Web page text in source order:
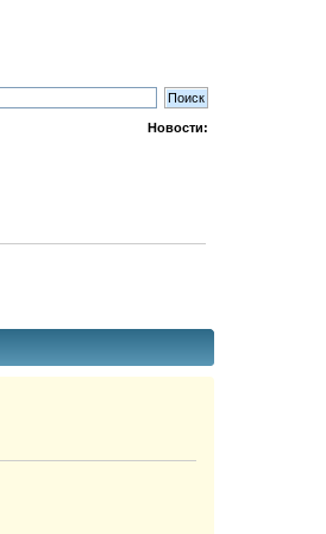
Новости: